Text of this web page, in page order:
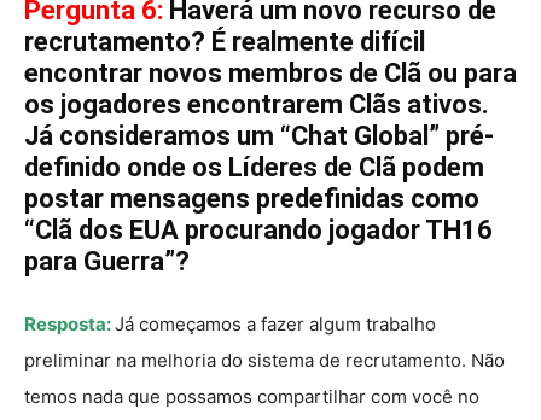
Pergunta 6: Haverá um novo recurso de
recrutamento? É realmente difícil
encontrar novos membros de Clã ou para
os jogadores encontrarem Clãs ativos.
Já consideramos um “Chat Global” pré-
definido onde os Líderes de Clã podem
postar mensagens predefinidas como
“Clã dos EUA procurando jogador TH16
para Guerra”?
Resposta:Já começamos a fazer algum trabalho
preliminar na melhoria do sistema de recrutamento. Não
temos nada que possamos compartilhar com você no